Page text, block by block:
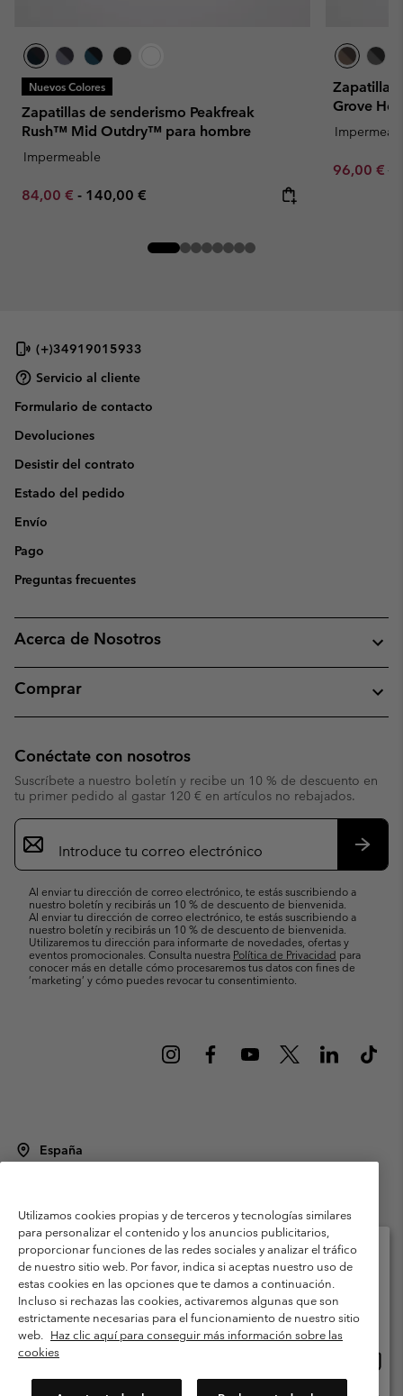
Nuevos Colores
Zapatillas de senderismo Peakfreak
Rush™ Mid Outdry™ para hombre
Impermeable
Minimum sale price:
84,00 € - Maximum price:
140,00 €
Zapatillas
Grove
Sale price:
96,00 €
(+)34919015933
Servicio al cliente
Formulario de contacto
Devoluciones
Desistir del contrato
Estado del pedido
Envío
Pago
Preguntas frecuentes
Acerca de Nosotros
Comprar
Conéctate con nosotros
Suscríbete a nuestro boletín y recibe un 10 % de descuento en
tu primer pedido al gastar 120 € en artículos no rebajados.
Suscripción
de
correo
Al enviar tu dirección de correo electrónico, te estás suscribiendo a
nuestro boletín y recibirás un 10 % de descuento de bienvenida.
Al enviar tu dirección de correo electrónico, te estás suscribiendo a
nuestro boletín y recibirás un 10 % de descuento de bienvenida.
Utilizaremos tu dirección para informarte de novedades, ofertas y
eventos promocionales. Consulta nuestra Política de Privacidad para
conocer más en detalle cómo procesaremos tus datos con fines de
’marketing’ y cómo puedes revocar tu consentimiento.
España
Condiciones de uso
Terminos de Venta
Garantía
Política de Privacidad
Términos y condiciones del programa de miembros
Términos De Uso Del Contenido Generado Por Los Usuarios
Impressum
Cookies Public CBCR
Servicio al cliente: Lu. - Vi. de 9:00 a 13:00 y de 14:00 a 18:00
Utilizamos cookies propias y de terceros y tecnologías similares
para personalizar el contenido y los anuncios publicitarios,
proporcionar funciones de las redes sociales y analizar el tráfico
de nuestro sitio web. Por favor, indica si aceptas nuestro uso de
estas cookies en las opciones que te damos a continuación.
Incluso si rechazas las cookies, activaremos algunas que son
estrictamente necesarias para el funcionamiento de nuestro sitio
web. Haz clic aquí para conseguir más información sobre las
cookies
Selecciona tu país e idioma envío
Compras en línea disponibles